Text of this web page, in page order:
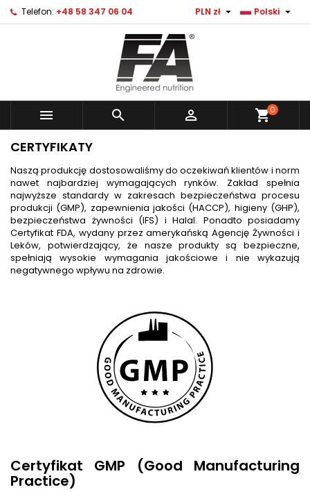
Telefon: +48 58 347 06 04 Polski 
PLN zł 
   shopping_cart0
CERTYFIKATY
Naszą produkcję dostosowaliśmy do oczekiwań klientów i norm
nawet najbardziej wymagających rynków. Zakład spełnia
najwyższe standardy w zakresach bezpieczeństwa procesu
produkcji (GMP), zapewnienia jakości (HACCP), higieny (GHP),
bezpieczeństwa żywności (IFS) i Halal. Ponadto posiadamy
Certyfikat FDA, wydany przez amerykańską Agencję Żywności i
Leków, potwierdzający, że nasze produkty są bezpieczne,
spełniają wysokie wymagania jakościowe i nie wykazują
negatywnego wpływu na zdrowie.
Certyfikat GMP (Good Manufacturing
Practice)